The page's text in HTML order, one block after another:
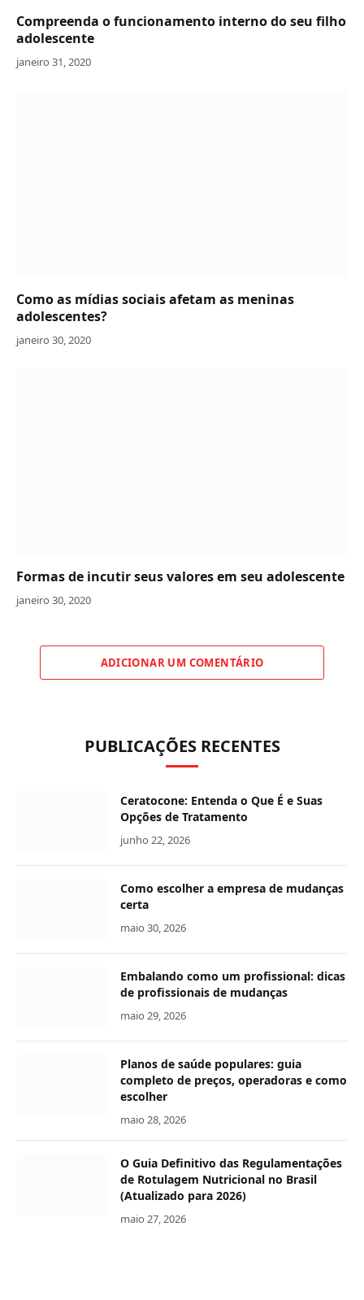
Compreenda o funcionamento interno do seu filho
adolescente
janeiro 31, 2020
Como as mídias sociais afetam as meninas
adolescentes?
janeiro 30, 2020
Formas de incutir seus valores em seu adolescente
janeiro 30, 2020
ADICIONAR UM COMENTÁRIO
PUBLICAÇÕES RECENTES
Ceratocone: Entenda o Que É e Suas
Opções de Tratamento
junho 22, 2026
Como escolher a empresa de mudanças
certa
maio 30, 2026
Embalando como um profissional: dicas
de profissionais de mudanças
maio 29, 2026
Planos de saúde populares: guia
completo de preços, operadoras e como
escolher
maio 28, 2026
O Guia Definitivo das Regulamentações
de Rotulagem Nutricional no Brasil
(Atualizado para 2026)
maio 27, 2026